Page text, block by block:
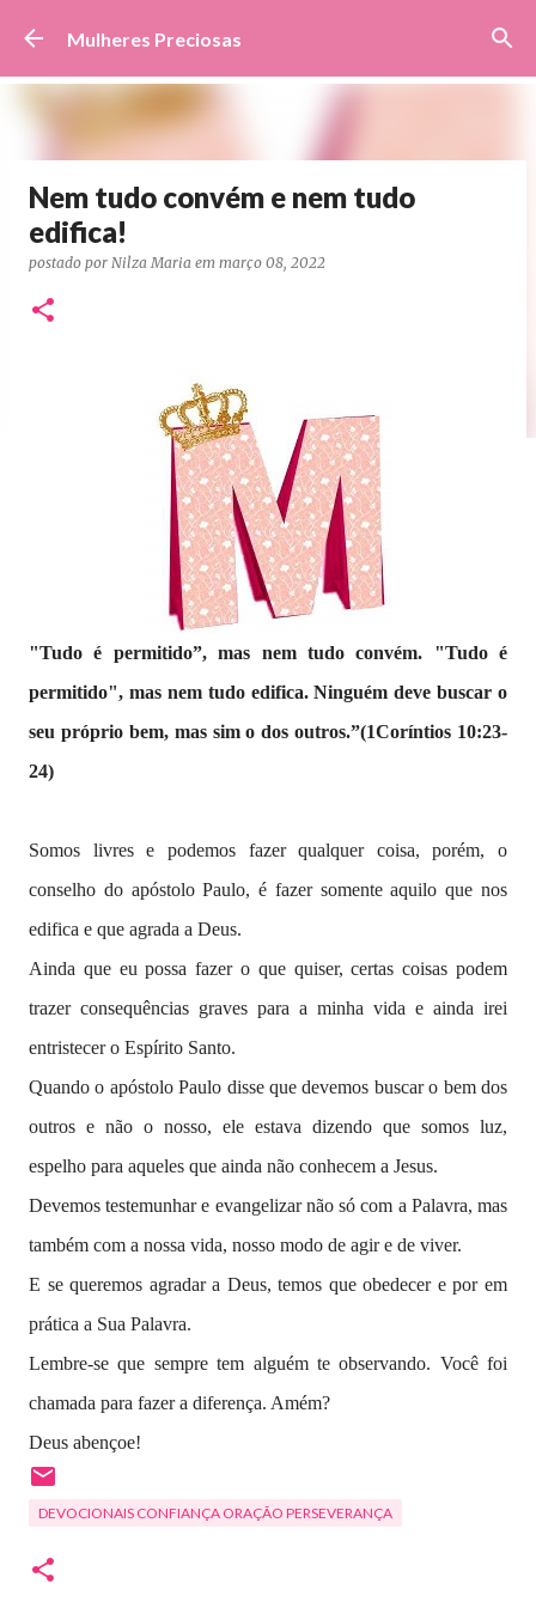
Pular para o conteúdo principal
Mulheres Preciosas
Nem tudo convém e nem tudo
edifica!
postado por Nilza Maria em março 08, 2022
"Tudo é permitido”, mas nem tudo convém. "Tudo é
permitido", mas nem tudo edifica. Ninguém deve buscar o
seu próprio bem, mas sim o dos outros.”(1Coríntios 10:23-
24)
Somos livres e podemos fazer qualquer coisa, porém, o
conselho do apóstolo Paulo, é fazer somente aquilo que nos
edifica e que agrada a Deus.
Ainda que eu possa fazer o que quiser, certas coisas podem
trazer consequências graves para a minha vida e ainda irei
entristecer o Espírito Santo.
Quando o apóstolo Paulo disse que devemos buscar o bem dos
outros e não o nosso, ele estava dizendo que somos luz,
espelho para aqueles que ainda não conhecem a Jesus.
Devemos testemunhar e evangelizar não só com a Palavra, mas
também com a nossa vida, nosso modo de agir e de viver.
E se queremos agradar a Deus, temos que obedecer e por em
prática a Sua Palavra.
Lembre-se que sempre tem alguém te observando. Você foi
chamada para fazer a diferença. Amém?
Deus abençoe!
DEVOCIONAIS CONFIANÇA ORAÇÃO PERSEVERANÇA